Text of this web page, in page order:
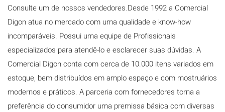
Consulte um de nossos vendedores.Desde 1992 a Comercial
Digon atua no mercado com uma qualidade e know-how
incomparáveis. Possui uma equipe de Profissionais
especializados para atendê-lo e esclarecer suas dúvidas. A
Comercial Digon conta com cerca de 10.000 itens variados em
estoque, bem distribuídos em amplo espaço e com mostruários
modernos e práticos. A parceria com fornecedores torna a
preferência do consumidor uma premissa básica com diversas